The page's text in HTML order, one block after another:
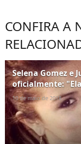
CONFIRA A
Selena Gomez e
oficialmente:
10 de maio de 2018